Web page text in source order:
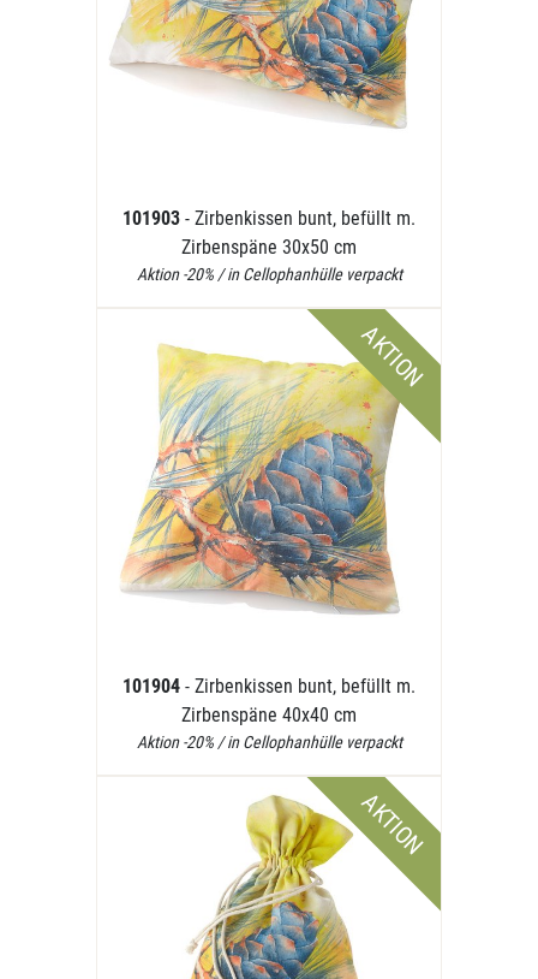
101903 - Zirbenkissen bunt, befüllt m.
Zirbenspäne 30x50 cm
Aktion -20% / in Cellophanhülle verpackt
AKTION
101904 - Zirbenkissen bunt, befüllt m.
Zirbenspäne 40x40 cm
Aktion -20% / in Cellophanhülle verpackt
AKTION